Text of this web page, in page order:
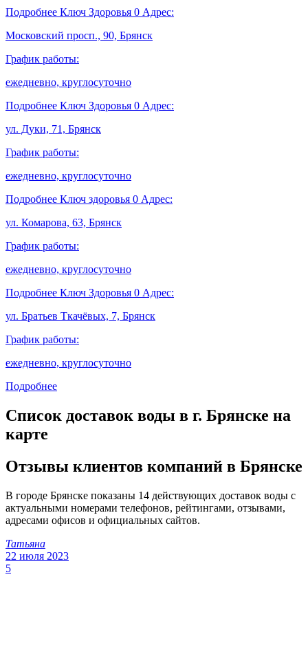
Подробнее Ключ Здоровья 0 Адрес:
Московский просп., 90, Брянск
График работы:
ежедневно, круглосуточно
Подробнее Ключ Здоровья 0 Адрес:
ул. Дуки, 71, Брянск
График работы:
ежедневно, круглосуточно
Подробнее Ключ здоровья 0 Адрес:
ул. Комарова, 63, Брянск
График работы:
ежедневно, круглосуточно
Подробнее Ключ Здоровья 0 Адрес:
ул. Братьев Ткачёвых, 7, Брянск
График работы:
ежедневно, круглосуточно
Подробнее
Список доставок воды в г. Брянске на
карте
Отзывы клиентов компаний в Брянске
В городе Брянске показаны 14 действующих доставок воды с
актуальными номерами телефонов, рейтингами, отзывами,
адресами офисов и официальных сайтов.
Татьяна
22 июля 2023
5